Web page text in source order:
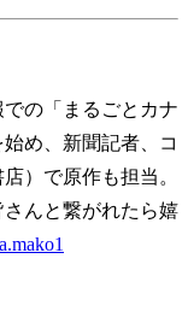
の「まるごとカナ
め、新聞記者、コ
）で原作も担当。
んと繋がれたら嬉